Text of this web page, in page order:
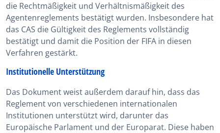
die Rechtmäßigkeit und Verhältnismäßigkeit des
Agentenreglements bestätigt wurden. Insbesondere hat
das CAS die Gültigkeit des Reglements vollständig
bestätigt und damit die Position der FIFA in diesen
Verfahren gestärkt.
Institutionelle Unterstützung
Das Dokument weist außerdem darauf hin, dass das
Reglement von verschiedenen internationalen
Institutionen unterstützt wird, darunter das
Europäische Parlament und der Europarat. Diese haben